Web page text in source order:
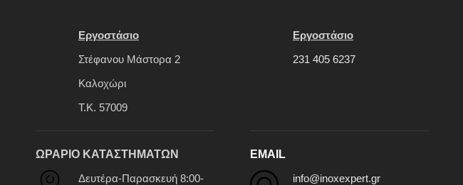
Εργοστάσιο
Στέφανου Μάστορα 2
Καλοχώρι
Τ.Κ. 57009
ΩΡΑΡΙΟ ΚΑΤΑΣΤΗΜΑΤΩΝ
Δευτέρα-Παρασκευή 8:00-
Εργοστάσιο
231 405 6237
EMAIL
info@inoxexpert.gr